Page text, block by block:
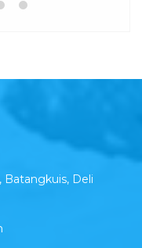
Batangkuis, Deli